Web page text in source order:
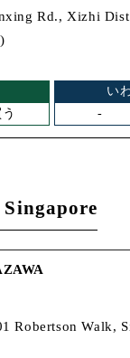
Rd., Xizhi
い
-
Robertson Walk,